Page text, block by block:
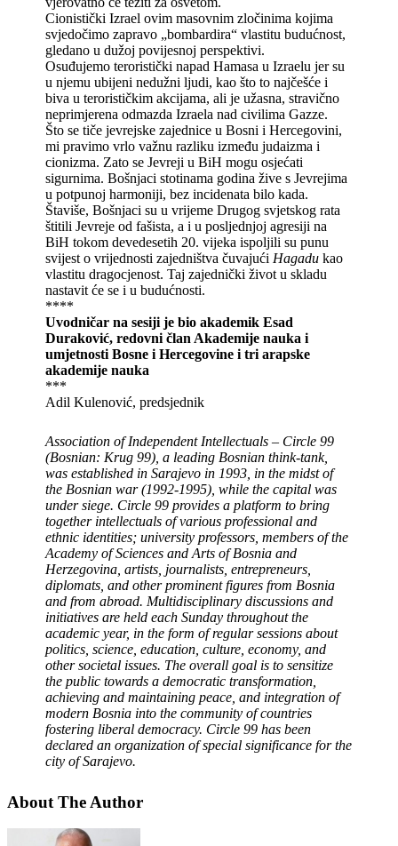
Cionistički Izrael ovim masovnim zločinima kojima
svjedočimo zapravo „bombardira“ vlastitu budućnost,
gledano u dužoj povijesnoj perspektivi.
Osuđujemo teroristički napad Hamasa u Izraelu jer su
u njemu ubijeni nedužni ljudi, kao što to najčešće i
biva u terorističkim akcijama, ali je užasna, stravično
neprimjerena odmazda Izraela nad civilima Gazze.
Što se tiče jevrejske zajednice u Bosni i Hercegovini,
mi pravimo vrlo važnu razliku između judaizma i
cionizma. Zato se Jevreji u BiH mogu osjećati
sigurnima. Bošnjaci stotinama godina žive s Jevrejima
u potpunoj harmoniji, bez incidenata bilo kada.
Štaviše, Bošnjaci su u vrijeme Drugog svjetskog rata
štitili Jevreje od fašista, a i u posljednjoj agresiji na
BiH tokom devedesetih 20. vijeka ispoljili su punu
svijest o vrijednosti zajedništva čuvajući Hagadu kao
vlastitu dragocjenost. Taj zajednički život u skladu
nastavit će se i u budućnosti.
****
Uvodničar na sesiji je bio akademik Esad
Duraković, redovni član Akademije nauka i
umjetnosti Bosne i Hercegovine i tri arapske
akademije nauka
***
Adil Kulenović, predsjednik
Association of Independent Intellectuals – Circle 99
(Bosnian: Krug 99), a leading Bosnian think-tank,
was established in Sarajevo in 1993, in the midst of
the Bosnian war (1992-1995), while the capital was
under siege. Circle 99 provides a platform to bring
together intellectuals of various professional and
ethnic identities; university professors, members of the
Academy of Sciences and Arts of Bosnia and
Herzegovina, artists, journalists, entrepreneurs,
diplomats, and other prominent figures from Bosnia
and from abroad. Multidisciplinary discussions and
initiatives are held each Sunday throughout the
academic year, in the form of regular sessions about
politics, science, education, culture, economy, and
other societal issues. The overall goal is to sensitize
the public towards a democratic transformation,
achieving and maintaining peace, and integration of
modern Bosnia into the community of countries
fostering liberal democracy. Circle 99 has been
declared an organization of special significance for the
city of Sarajevo.
About The Author